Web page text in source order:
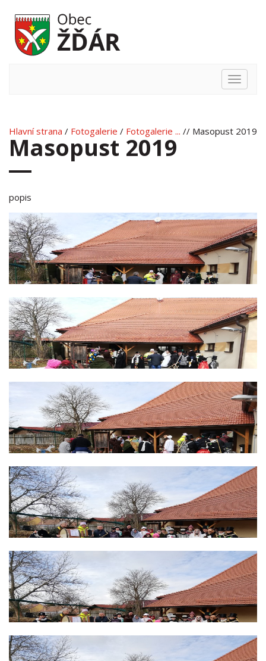
Hlavní
Hlavní strana / Fotogalerie / Fotogalerie ... // Masopust 2019
Masopust 2019
popis